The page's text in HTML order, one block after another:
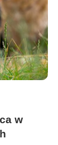
w